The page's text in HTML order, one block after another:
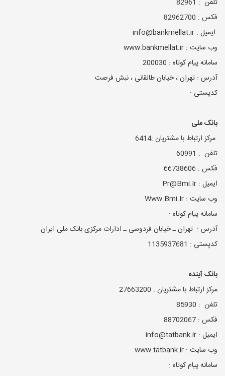
تلفن : 82961
فکس : 82962700
ایمیل : info@bankmellat.ir
وب سایت : www.bankmellat.ir
سامانه پیام کوتاه : 200030
آدرس : تهران ، خیابان طالقانی ، نبش فرصت
کدپستی :
بانک ملی
مرکز ارتباط با مشتریان :6414
تلفن : 60991
فکس : 66738606
ایمیل : Pr@Bmi.Ir
وب سایت : Www.Bmi.Ir
سامانه پیام کوتاه :
آدرس : تهران ـ خیابان فردوسی ـ ادارات مرکزی بانک ملی ایران
کدپستی : 1135937681
بانک آینده
مرکز ارتباط با مشتریان : 27663200
تلفن : 85930
فکس : 88702067
ایمیل : info@tatbank.ir
وب سایت : www.tatbank.ir
سامانه پیام کوتاه :